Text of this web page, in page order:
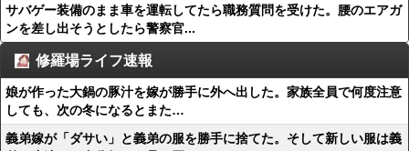
サバゲー装備のまま車を運転してたら職務質問を受けた。腰のエアガ
ンを差し出そうとしたら警察官...
修羅場ライフ速報
娘が作った大鍋の豚汁を嫁が勝手に外へ出した。家族全員で何度注意
しても、次の冬になるとまた…
義弟嫁が「ダサい」と義弟の服を勝手に捨てた。そして新しい服は義